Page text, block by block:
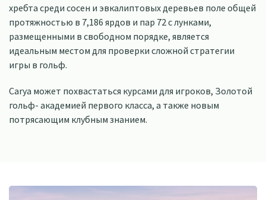
хребта среди сосен и эвкалиптовых деревьев поле общей
протяжностью в 7,186 ярдов и пар 72 с лунками,
размещенными в свободном порядке, является
идеальным местом для проверки сложной стратегии
игры в гольф.
Carya может похвастаться курсами для игроков, Золотой
гольф- академией первого класса, а также новым
потрясающим клубным знанием.